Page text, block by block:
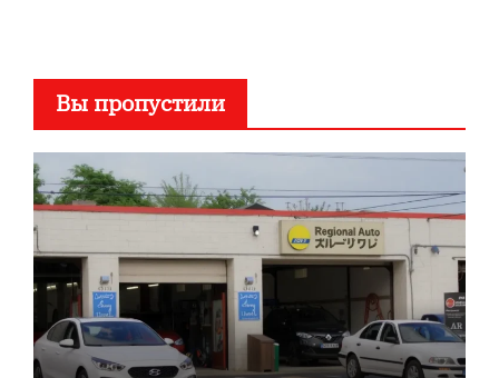
Вы пропустили